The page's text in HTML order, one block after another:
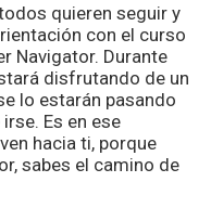
quieren seguir y
con el curso
Navigator. Durante
disfrutando de un
lo estarán pasando
Es en ese
hacia ti, porque
sabes el camino de